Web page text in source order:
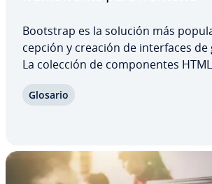
Bootstrap es la solución más
ce­p­ción y creación de in­te­r­fa­ces de
La colección de co­m­po­ne­n­tes
MIT, goza, sin duda, de una gran
Glosario